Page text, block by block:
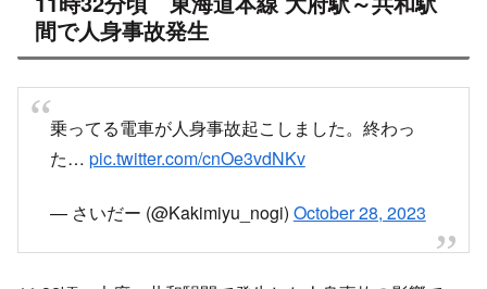
間で人身事故発生
乗ってる電車が人身事故起こしました。終わっ
た… pic.twitter.com/cnOe3vdNKv
— さいだー (@Kakimiyu_nogi)October 28, 2023